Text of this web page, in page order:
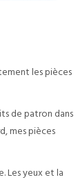
les pièces
de patron dans
mes pièces
Les yeux et la